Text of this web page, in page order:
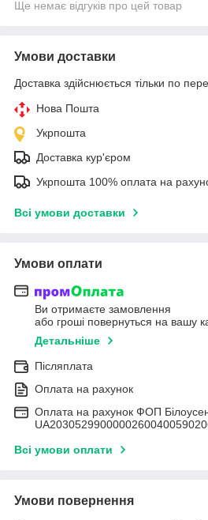
Ще немає відгуків про цей товар
Умови доставки
Доставка здійснюється тільки по
Нова Пошта
Укрпошта
Доставка кур'єром
Укрпошта 100% оплата на
Всі умови доставки
Умови оплати
Ви отримаєте замовлення
або гроші повернуться на вашу
Детальніше
Післяплата
Оплата на рахунок
Оплата на рахунок ФОП
Всі умови оплати
Умови повернення